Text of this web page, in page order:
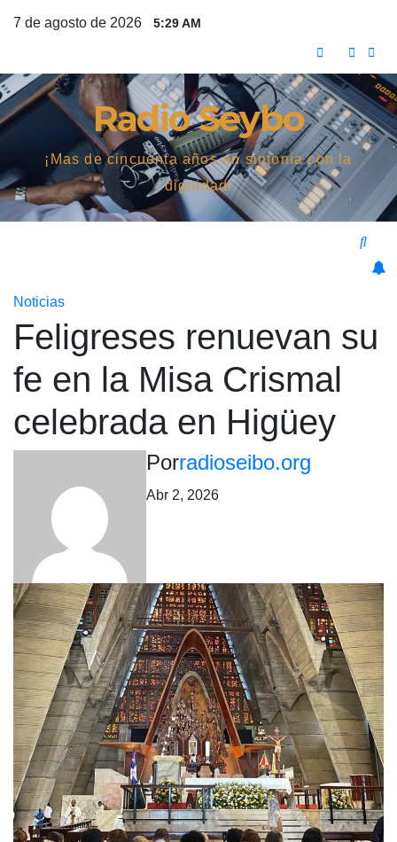
7 de agosto de 2026 5:29 AM
Radio Seybo
¡Mas de cincuenta años en sintonía con la
dignidad!
Noticias
Feligreses renuevan su
fe en la Misa Crismal
celebrada en Higüey
Porradioseibo.org
Abr 2, 2026